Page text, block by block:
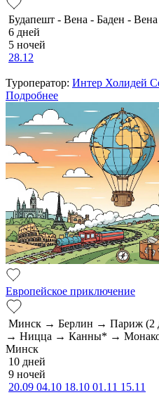
Будапешт - Вена - Баден -
6 дней
5 ночей
28.12
Туроператор: Интер Холидей
Подробнее
Европейское приключение
Минск → Берлин → Париж (2
→ Ницца → Канны* →
Минск
10 дней
9 ночей
20.09 04.10 18.10 01.11 15.11